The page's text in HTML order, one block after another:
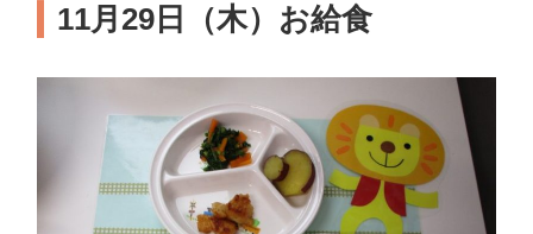
11月29日（木）お給食